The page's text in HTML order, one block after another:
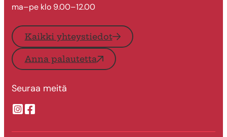
ma–pe klo 9.00–12.00
Kaikki yhteystiedot
Anna palautetta
Seuraa meitä
Suonenjoen kaupungin Instragram
Suonenjoen kaupungin Facebook